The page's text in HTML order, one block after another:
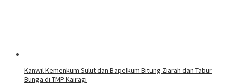
‎Kanwil Kemenkum Sulut dan Bapelkum Bitung Ziarah dan Tabur
Bunga di TMP Kairagi